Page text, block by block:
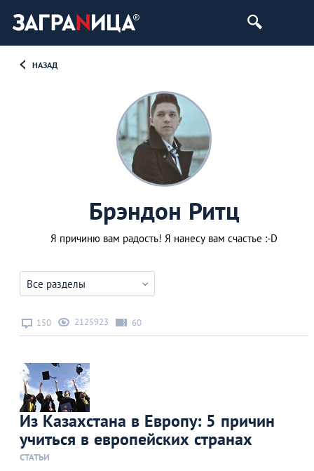
НАЗАД
Брэндон Ритц
Я причиню вам радость! Я нанесу вам счастье :-D
Все разделы
150 2125923 60
Из Казахстана в Европу: 5 причин
учиться в европейских странах
СТАТЬИ